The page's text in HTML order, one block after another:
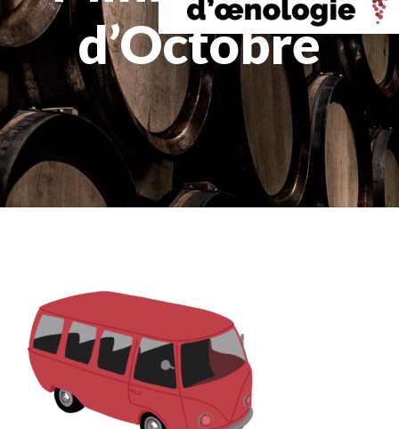
d’Octobre